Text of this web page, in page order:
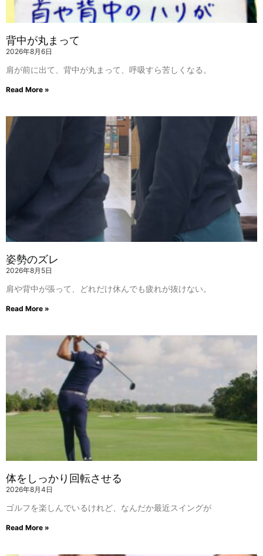
背中が丸まって
2026年8月6日
肩が前に出て、背中が丸まって、呼吸すら苦しくなる。
Read More »
姿勢のズレ
2026年8月5日
肩や背中が張って、どれだけ休んでも疲れが抜けない。
Read More »
体をしっかり回転させる
2026年8月4日
ゴルフを楽しんでいるけれど、なんだか最近スイングが
Read More »